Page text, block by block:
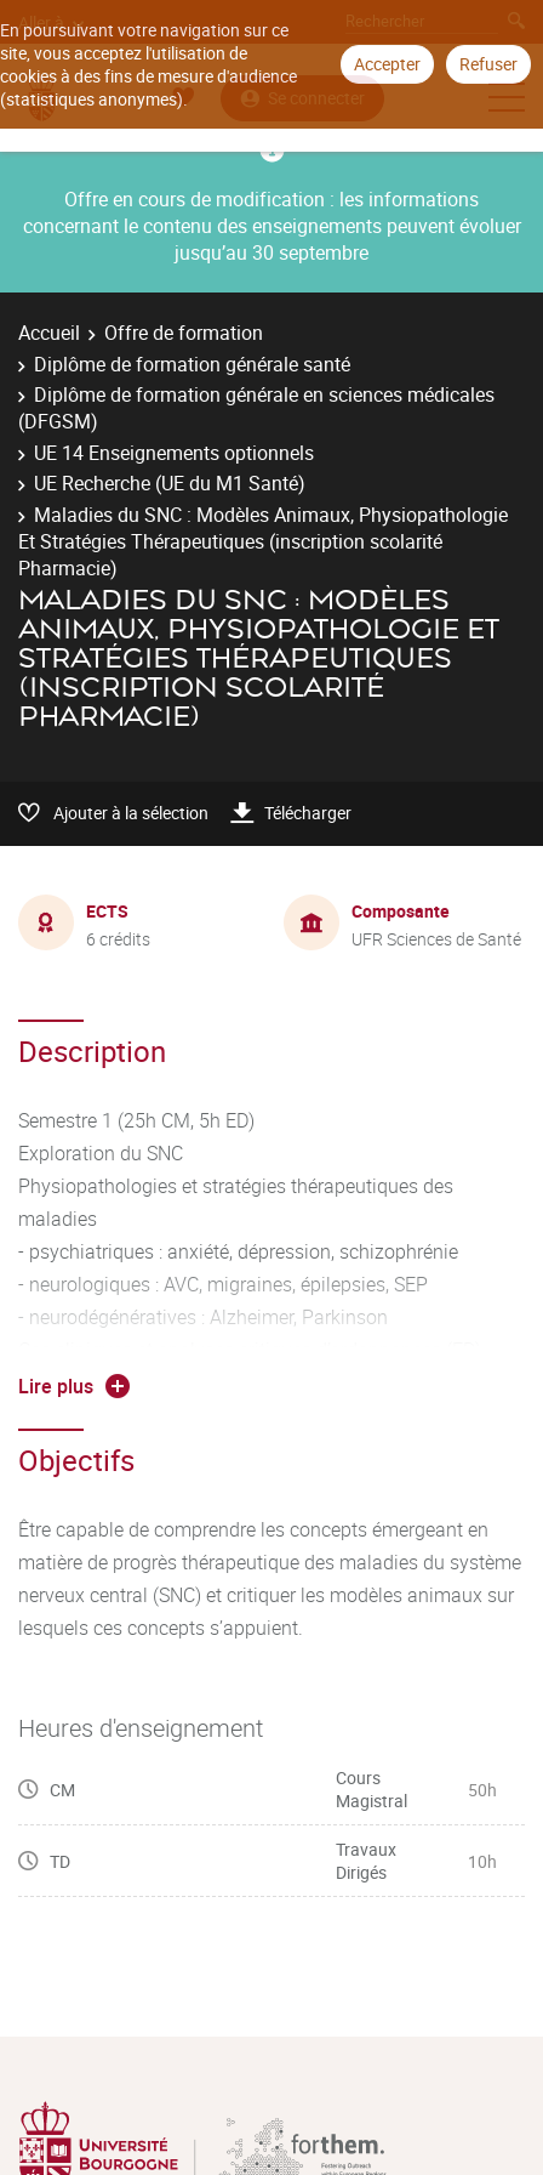
En poursuivant votre navigation sur ce
site, vous acceptez l'utilisation de
cookies à des fins de mesure d'audience
(statistiques anonymes).
Accepter Refuser
Aller à
Se connecter
Offre en cours de modification : les informations
concernant le contenu des enseignements peuvent évoluer
jusqu’au 30 septembre
Accueil
Offre de formation
Diplôme de formation générale santé
Diplôme de formation générale en sciences médicales
(DFGSM)
UE 14 Enseignements optionnels
UE Recherche (UE du M1 Santé)
Maladies du SNC : Modèles Animaux, Physiopathologie
Et Stratégies Thérapeutiques (inscription scolarité
Pharmacie)
MALADIES DU SNC : MODÈLES
ANIMAUX, PHYSIOPATHOLOGIE ET
STRATÉGIES THÉRAPEUTIQUES
(INSCRIPTION SCOLARITÉ
PHARMACIE)
Ajouter à la sélection Télécharger
ECTS
6 crédits
Composante
UFR Sciences de Santé
Description
Semestre 1 (25h CM, 5h ED)
Exploration du SNC
Physiopathologies et stratégies thérapeutiques des
maladies
- psychiatriques : anxiété, dépression, schizophrénie
- neurologiques : AVC, migraines, épilepsies, SEP
- neurodégénératives : Alzheimer, Parkinson
Semestre 2 (25h CM, 5h ED)
des
pathologies psychiatriques, neurologiques et
neurodégénératives
Potentialisation à long terme, modèle moléculaire de
l’apprentissage
Neurogénèse
Exercice physique et santé cérébrale
Régulation du débit sanguin cérébral
Introduction à l’expérimentation animale
Analyses critiques de protocoles expérimentaux (ED)
Lire plus
Objectifs
Être capable de comprendre les concepts émergeant en
matière de progrès thérapeutique des maladies du système
nerveux central (SNC) et critiquer les modèles animaux sur
lesquels ces concepts s’appuient.
Heures d'enseignement
CM
Cours
Magistral
50h
TD
Travaux
Dirigés
10h